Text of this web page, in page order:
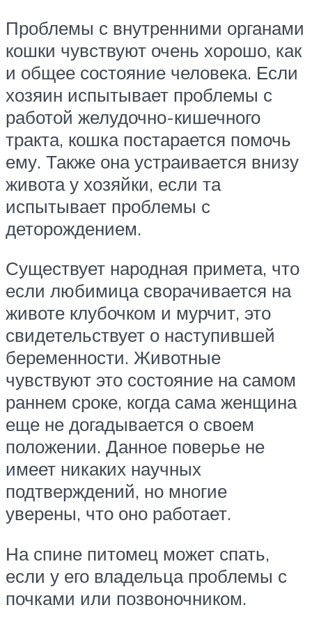
Проблемы с внутренними органами
кошки чувствуют очень хорошо, как
и общее состояние человека. Если
хозяин испытывает проблемы с
работой желудочно-кишечного
тракта, кошка постарается помочь
ему. Также она устраивается внизу
живота у хозяйки, если та
испытывает проблемы с
деторождением.
Существует народная примета, что
если любимица сворачивается на
животе клубочком и мурчит, это
свидетельствует о наступившей
беременности. Животные
чувствуют это состояние на самом
раннем сроке, когда сама женщина
еще не догадывается о своем
положении. Данное поверье не
имеет никаких научных
подтверждений, но многие
уверены, что оно работает.
На спине питомец может спать,
если у его владельца проблемы с
почками или позвоночником.